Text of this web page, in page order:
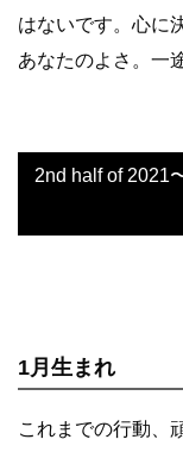
はないです。心に
あなたのよさ。一
2nd half of 2021
1月生まれ
これまでの行動、